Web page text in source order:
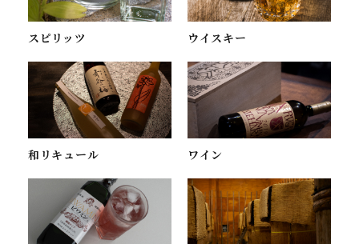
スピリッツ ウイスキー
和リキュール ワイン